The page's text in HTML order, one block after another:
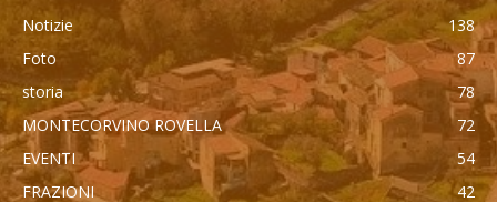
Notizie
138
Foto
87
storia
78
MONTECORVINO ROVELLA
72
EVENTI
54
FRAZIONI
42